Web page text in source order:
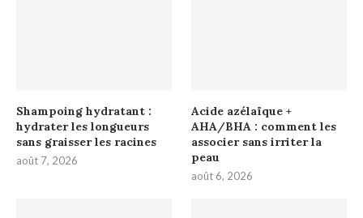
Shampoing hydratant :
hydrater les longueurs
sans graisser les racines
août 7, 2026
Acide azélaïque +
AHA/BHA : comment les
associer sans irriter la
peau
août 6, 2026